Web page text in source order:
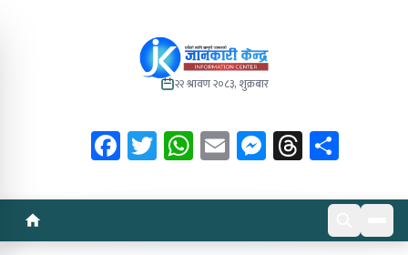
२२ श्रावण २०८३, शुक्रबार
Facebook
Twitter
WhatsApp
EmailMessenger
Threads